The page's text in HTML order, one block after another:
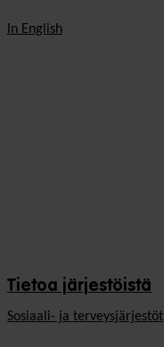
In English
Tietoa järjestöistä
Sosiaali- ja terveysjärjestöt